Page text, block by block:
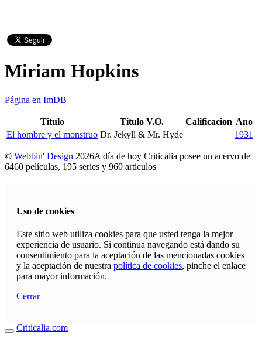
Miriam Hopkins
Página en ImDB
Titulo Titulo V.O. Calificacion Ano
El hombre y el monstruo Dr. Jekyll & Mr. Hyde 1931
© Webbin' Design 2026A día de hoy Criticalia posee un acervo de
6460 películas, 195 series y 960 articulos
Uso de cookies
Este sitio web utiliza cookies para que usted tenga la mejor
experiencia de usuario. Si continúa navegando está dando su
consentimiento para la aceptación de las mencionadas cookies
y la aceptación de nuestra política de cookies, pinche el enlace
para mayor información.
Cerrar
Criticalia.com